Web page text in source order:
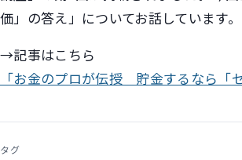
価」の答え」についてお話しています。
→記事はこちら
「お金のプロが伝授 貯金するなら「
タグ